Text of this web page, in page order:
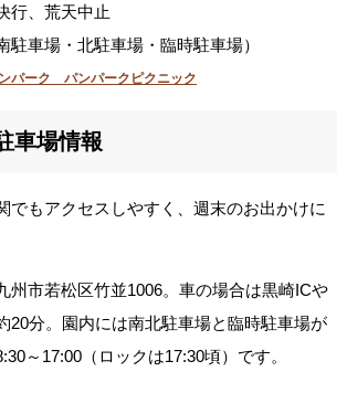
行、荒天中止
駐車場・北駐車場・臨時駐車場）
パーク パンパークピクニック
車場情報
でもアクセスしやすく、週末のお出かけに
州市若松区竹並1006。車の場合は黒崎ICや
20分。園内には南北駐車場と臨時駐車場が
～17:00（ロックは17:30頃）です。